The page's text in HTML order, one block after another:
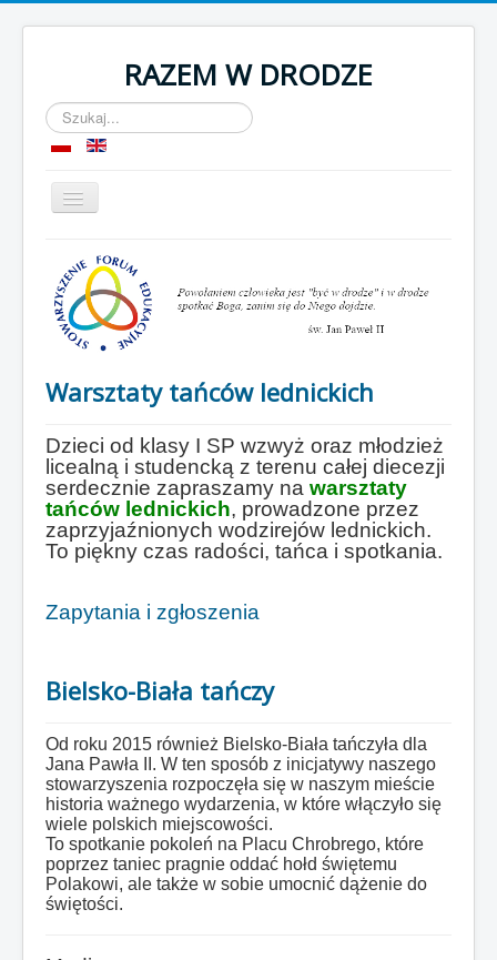
RAZEM W DRODZE
Szukaj...
Przełącz
nawigację
O nas
Komnata
Kontakt
Warsztaty tańców lednickich
Dzieci od klasy I SP wzwyż oraz młodzież
licealną i studencką z terenu całej diecezji
serdecznie zapraszamy na warsztaty
tańców lednickich, prowadzone przez
zaprzyjaźnionych wodzirejów lednickich.
To piękny czas radości, tańca i spotkania.
Zapytania i zgłoszenia
Bielsko-Biała tańczy
Od roku 2015 również Bielsko-Biała tańczyła dla
Jana Pawła II. W ten sposób z inicjatywy naszego
stowarzyszenia rozpoczęła się w naszym mieście
historia ważnego wydarzenia, w które włączyło się
wiele polskich miejscowości.
To spotkanie pokoleń na Placu Chrobrego, które
poprzez taniec pragnie oddać hołd świętemu
Polakowi, ale także w sobie umocnić dążenie do
świętości.